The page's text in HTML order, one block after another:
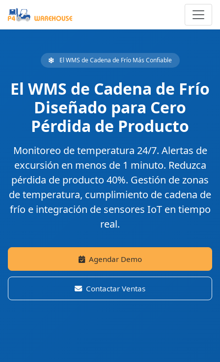
El WMS de Cadena de Frío Más Confiable
El WMS de Cadena de Frío
Diseñado para Cero
Pérdida de Producto
Monitoreo de temperatura 24/7. Alertas de
excursión en menos de 1 minuto. Reduzca
pérdida de producto 40%. Gestión de zonas
de temperatura, cumplimiento de cadena de
frío e integración de sensores IoT en tiempo
real.
Agendar Demo
Contactar Ventas